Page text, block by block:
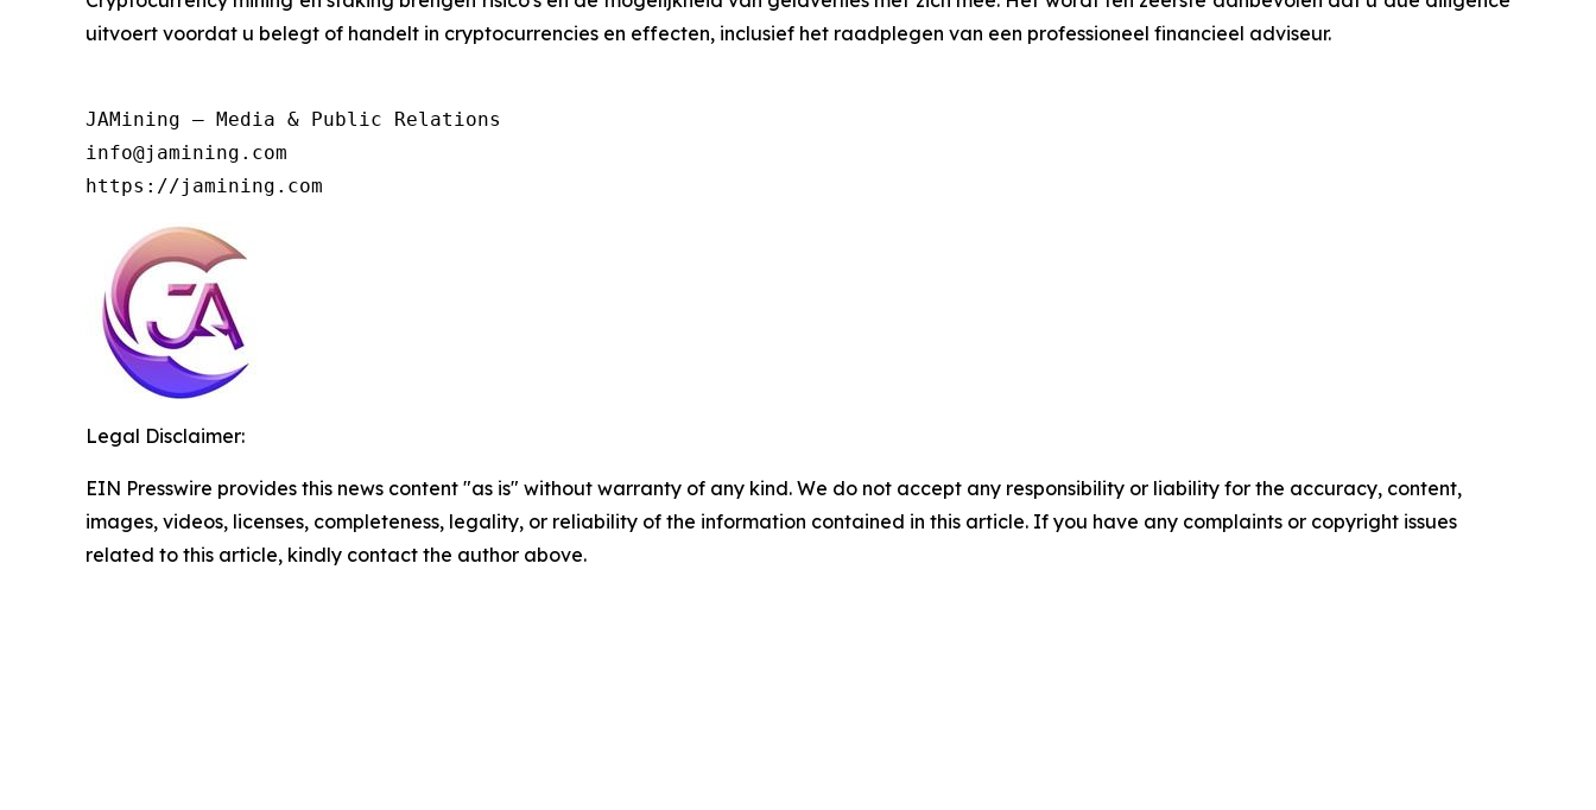
uitvoert voordat u belegt of handelt in cryptocurrencies en effecten, inclusief het raadplegen van een professioneel financieel adviseur.
JAMining – Media & Public Relations
info@jamining.com
Legal Disclaimer:
EIN Presswire provides this news content "as is" without warranty of any kind. We do not accept any responsibility or liability for the accuracy, content,
images, videos, licenses, completeness, legality, or reliability of the information contained in this article. If you have any complaints or copyright issues
related to this article, kindly contact the author above.